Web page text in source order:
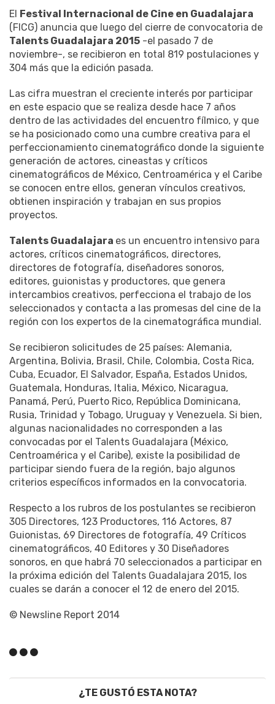
El Festival Internacional de Cine en Guadalajara
(FICG) anuncia que luego del cierre de convocatoria de
Talents Guadalajara 2015 -el pasado 7 de
noviembre-, se recibieron en total 819 postulaciones y
304 más que la edición pasada.
Las cifra muestran el creciente interés por participar
en este espacio que se realiza desde hace 7 años
dentro de las actividades del encuentro fílmico, y que
se ha posicionado como una cumbre creativa para el
perfeccionamiento cinematográfico donde la siguiente
generación de actores, cineastas y críticos
cinematográficos de México, Centroamérica y el Caribe
se conocen entre ellos, generan vínculos creativos,
obtienen inspiración y trabajan en sus propios
proyectos.
Talents Guadalajara es un encuentro intensivo para
actores, críticos cinematográficos, directores,
directores de fotografía, diseñadores sonoros,
editores, guionistas y productores, que genera
intercambios creativos, perfecciona el trabajo de los
seleccionados y contacta a las promesas del cine de la
región con los expertos de la cinematográfica mundial.
Se recibieron solicitudes de 25 países: Alemania,
Argentina, Bolivia, Brasil, Chile, Colombia, Costa Rica,
Cuba, Ecuador, El Salvador, España, Estados Unidos,
Guatemala, Honduras, Italia, México, Nicaragua,
Panamá, Perú, Puerto Rico, República Dominicana,
Rusia, Trinidad y Tobago, Uruguay y Venezuela. Si bien,
algunas nacionalidades no corresponden a las
convocadas por el Talents Guadalajara (México,
Centroamérica y el Caribe), existe la posibilidad de
participar siendo fuera de la región, bajo algunos
criterios específicos informados en la convocatoria.
Respecto a los rubros de los postulantes se recibieron
305 Directores, 123 Productores, 116 Actores, 87
Guionistas, 69 Directores de fotografía, 49 Críticos
cinematográficos, 40 Editores y 30 Diseñadores
sonoros, en que habrá 70 seleccionados a participar en
la próxima edición del Talents Guadalajara 2015, los
cuales se darán a conocer el 12 de enero del 2015.
© Newsline Report 2014
¿TE GUSTÓ ESTA NOTA?